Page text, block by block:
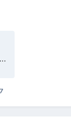
Log-T122KT-WVWZZZ3HZJE523712-67726km-42082mi.txt